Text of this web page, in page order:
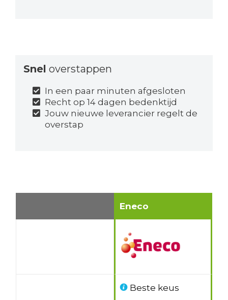
Snel overstappen
In een paar minuten afgesloten
Recht op 14 dagen bedenktijd
Jouw nieuwe leverancier regelt de
overstap
Eneco
Beste keus